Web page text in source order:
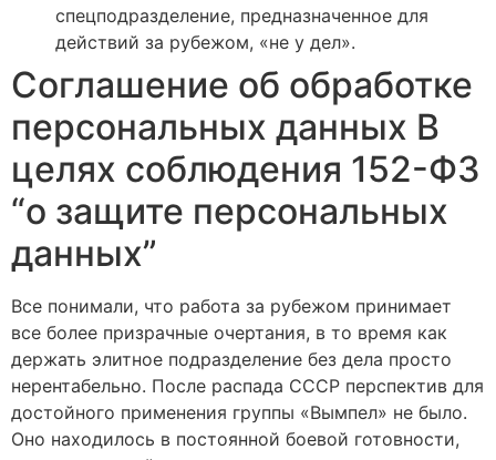
спецподразделение, предназначенное для
действий за рубежом, «не у дел».
Соглашение об обработке
персональных данных В
целях соблюдения 152-ФЗ
“о защите персональных
данных”
Все понимали, что работа за рубежом принимает
все более призрачные очертания, в то время как
держать элитное подразделение без дела просто
нерентабельно. После распада СССР перспектив для
достойного применения группы «Вымпел» не было.
Оно находилось в постоянной боевой готовности,